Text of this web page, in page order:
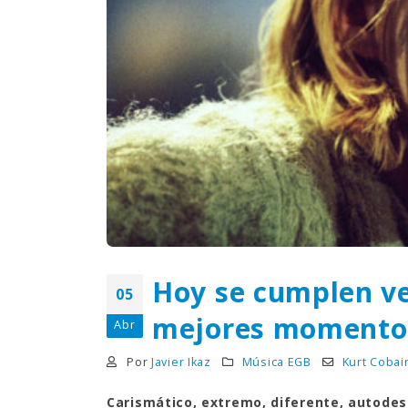
05
Abr
Hoy se cumplen
mejores
PorJavier Ikaz Música EGB Kurt
Carismático, extremo, diferente,
EGB
8
5
2